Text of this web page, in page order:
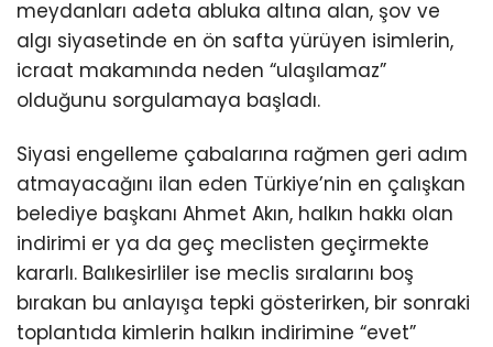
meydanları adeta abluka altına alan, şov ve
algı siyasetinde en ön safta yürüyen isimlerin,
icraat makamında neden “ulaşılamaz”
olduğunu sorgulamaya başladı.
Siyasi engelleme çabalarına rağmen geri adım
atmayacağını ilan eden Türkiye’nin en çalışkan
belediye başkanı Ahmet Akın, halkın hakkı olan
indirimi er ya da geç meclisten geçirmekte
kararlı. Balıkesirliler ise meclis sıralarını boş
bırakan bu anlayışa tepki gösterirken, bir sonraki
toplantıda kimlerin halkın indirimine “evet”